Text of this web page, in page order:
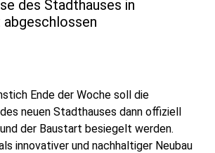
des Stadthauses in
Ende der Woche soll die
neuen Stadthauses dann offiziell
der Baustart besiegelt werden.
innovativer und nachhaltiger Neubau